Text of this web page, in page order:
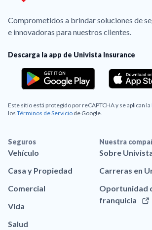
Comprometidos a brindar soluciones de
e innovadoras para nuestros clientes.
Descarga la app de Univista Insurance
Este sitio está protegido por reCAPTCHA y se aplican la
los Términos de Servicio de Google.
Seguros
Vehículo
Casa y Propiedad
Comercial
Vida
Salud
Nuestra
Sobre
Carreras en
Oportunidad
franquicia